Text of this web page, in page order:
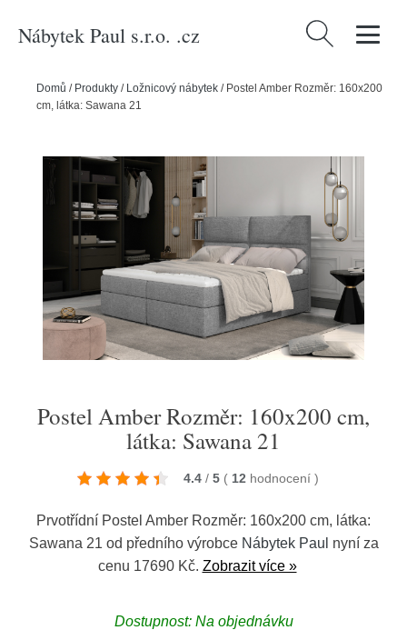
Nábytek Paul s.r.o. .cz Vyhledávání
Domů / Produkty / Ložnicový nábytek / Postel Amber Rozměr: 160x200
cm, látka: Sawana 21
Postel Amber Rozměr: 160x200 cm,
látka: Sawana 21
4.4 / 5 ( 12 hodnocení )
Prvotřídní Postel Amber Rozměr: 160x200 cm, látka:
Sawana 21 od předního výrobce Nábytek Paul nyní za
cenu 17690 Kč. Zobrazit více »
Dostupnost: Na objednávku